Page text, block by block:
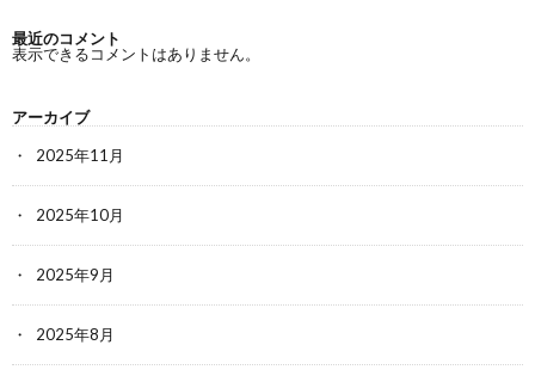
最近のコメント
表示できるコメントはありません。
アーカイブ
2025年11月
2025年10月
2025年9月
2025年8月